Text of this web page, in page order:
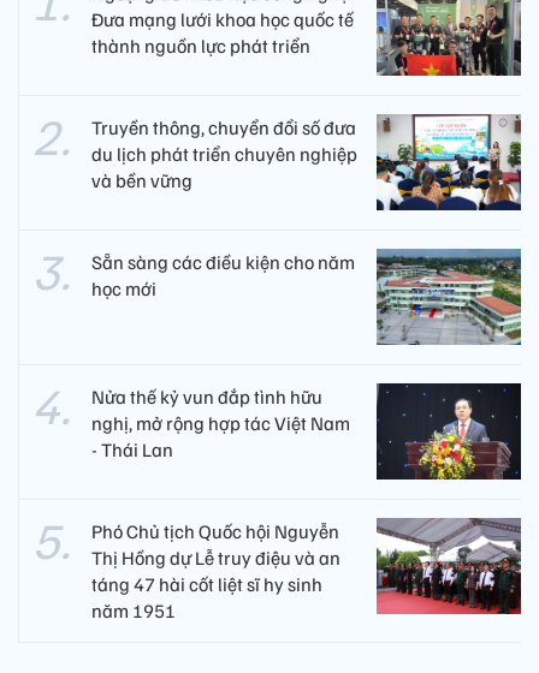
Đưa mạng lưới khoa học quốc tế
thành nguồn lực phát triển
Truyền thông, chuyển đổi số đưa
du lịch phát triển chuyên nghiệp
và bền vững
Sẵn sàng các điều kiện cho năm
học mới
Nửa thế kỷ vun đắp tình hữu
nghị, mở rộng hợp tác Việt Nam
- Thái Lan
Phó Chủ tịch Quốc hội Nguyễn
Thị Hồng dự Lễ truy điệu và an
táng 47 hài cốt liệt sĩ hy sinh
năm 1951